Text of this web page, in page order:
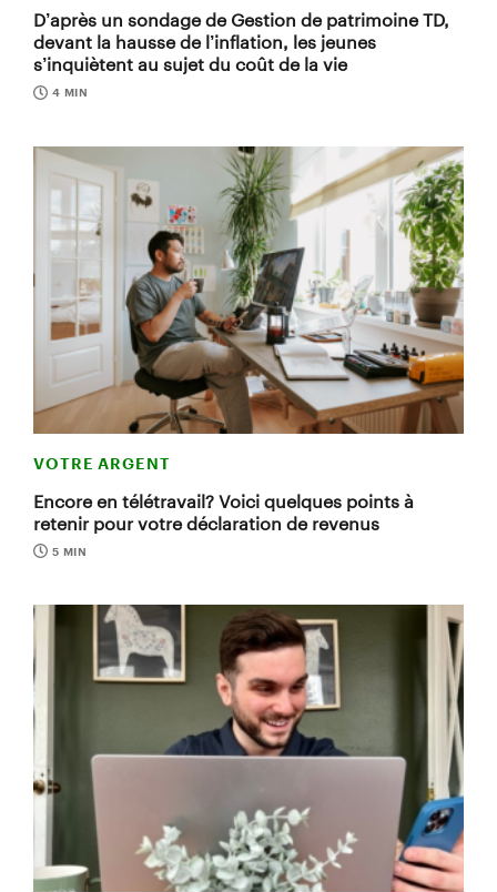
D’après un sondage de Gestion de patrimoine TD,
devant la hausse de l’inflation, les jeunes
s’inquiètent au sujet du coût de la vie
4 MIN
VOTRE ARGENT
Encore en télétravail? Voici quelques points à
retenir pour votre déclaration de revenus
5 MIN